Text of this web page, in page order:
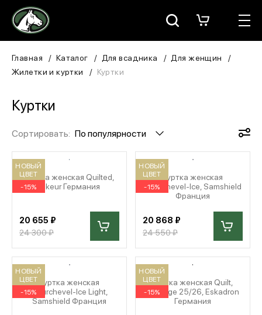
Москва
Для лошади
В конюшню
ЗООТОВАРЫ
Для собаки
Сувениры/Подарки
БРЕНДЫ
МЕДИА
Главная Каталог Для всадника
Для женщин
Жилетки и куртки
Куртки
Куртки
Сортировать: По популярности
НОВЫЙ
ЦВЕТ
-15%
Куртка женская Quilted,
Pikeur Германия
20 655 ₽
24 300 ₽
НОВЫЙ
ЦВЕТ
-15%
Куртка женская
Courchevel-Ice, Samshield
Франция
20 868 ₽
24 550 ₽
НОВЫЙ
ЦВЕТ
-15%
Куртка женская
Courchevel-Ice Light,
Samshield Франция
НОВЫЙ
ЦВЕТ
-15%
Куртка женская Quilt,
Heritage 25/26, Eskadron
Германия